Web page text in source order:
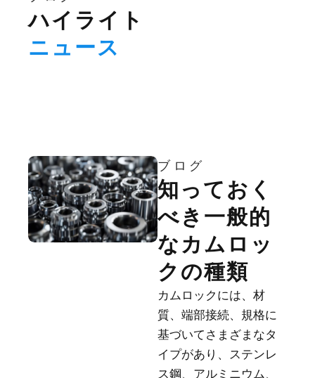
ハイライト
ニュース
ブログ
知っておく
べき一般的
なカムロッ
クの種類
カムロックには、材
質、端部接続、規格に
基づいてさまざまなタ
イプがあり、ステンレ
ス鋼、アルミニウム、